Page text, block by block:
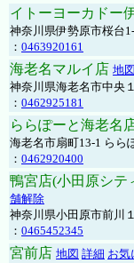
イトーヨーカドー
神奈川県伊勢原市桜台
： 0463920161
海老名マルイ店 地図
神奈川県海老名市中央
： 0462925181
ららぽーと海老名
海老名市扇町13-1 らら
： 0462920400
鴨宮店(小田原シテ
舗解除
神奈川県小田原市前川
： 0465452345
宮前店 地図 詳細 お気